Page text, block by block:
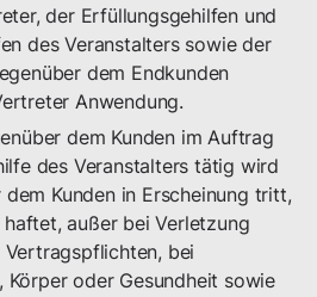
der Erfüllungsgehilfen und
des Veranstalters sowie der
dem Endkunden
Anwendung.
dem Kunden im Auftrag
des Veranstalters tätig wird
Kunden in Erscheinung tritt,
haftet, außer bei Verletzung
bei
Körper oder Gesundheit sowie